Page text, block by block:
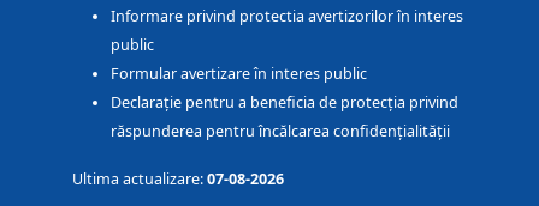
Informare privind protectia avertizorilor în interes
public
Formular avertizare în interes public
Declarație pentru a beneficia de protecția privind
răspunderea pentru încălcarea confidențialității
Ultima actualizare:07-08-2026